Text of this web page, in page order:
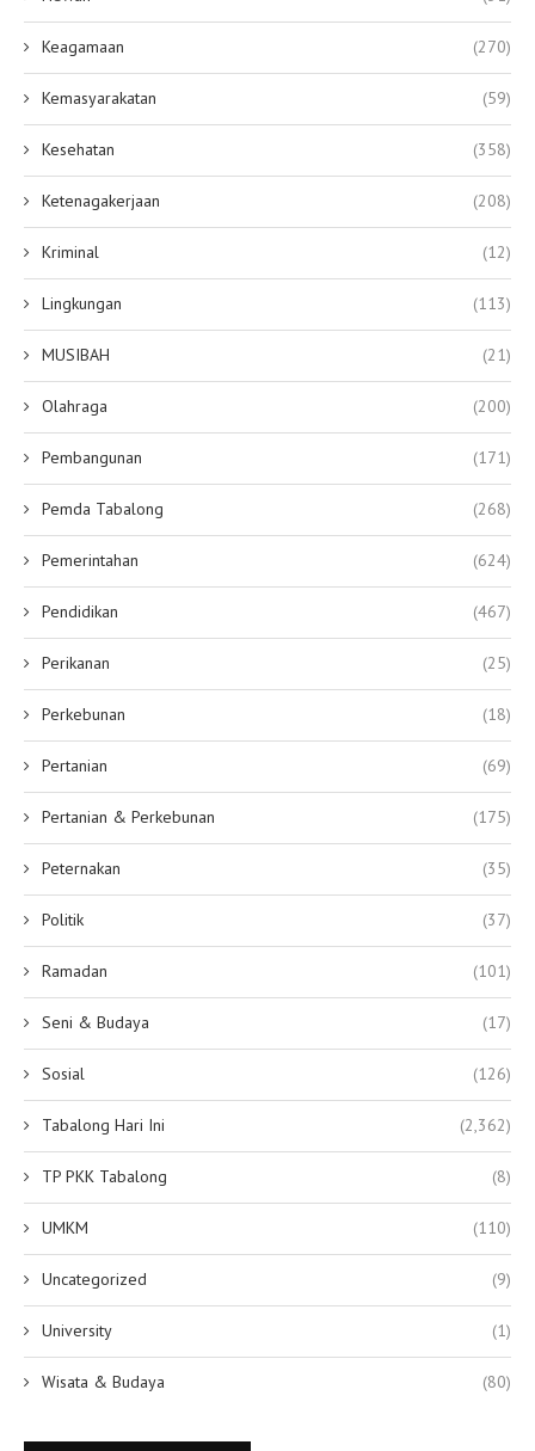
Keagamaan (270)
Kemasyarakatan (59)
Kesehatan (358)
Ketenagakerjaan (208)
Kriminal (12)
Lingkungan (113)
MUSIBAH (21)
Olahraga (200)
Pembangunan (171)
Pemda Tabalong (268)
Pemerintahan (624)
Pendidikan (467)
Perikanan (25)
Perkebunan (18)
Pertanian (69)
Pertanian & Perkebunan (175)
Peternakan (35)
Politik (37)
Ramadan (101)
Seni & Budaya (17)
Sosial (126)
Tabalong Hari Ini (2,362)
TP PKK Tabalong (8)
UMKM (110)
Uncategorized (9)
University (1)
Wisata & Budaya (80)